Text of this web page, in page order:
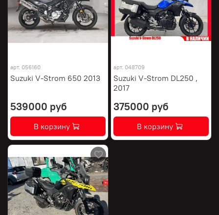
арт. 056160
Suzuki V-Strom 650 2013
539000 руб
В корзину
арт. 048709
Suzuki V-Strom DL250 ,
2017
375000 руб
В корзину